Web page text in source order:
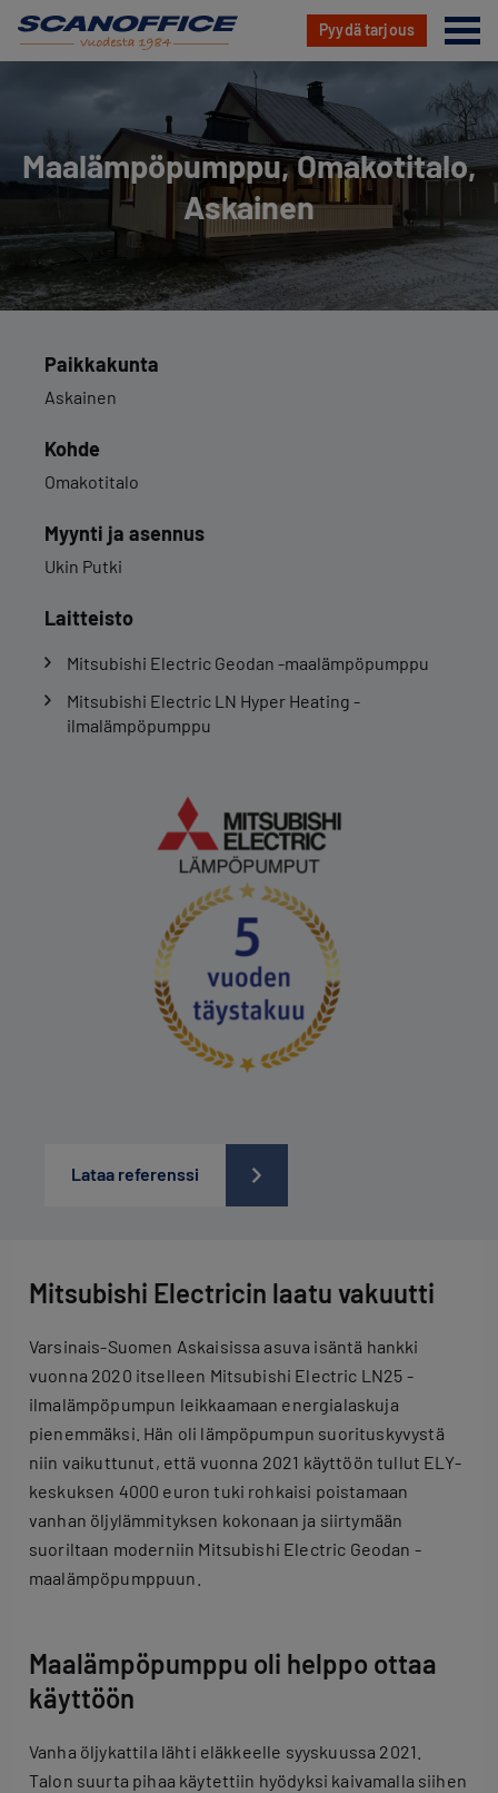
Pyydä tarjous
Maa­läm­pö­pump­pu, Omakotitalo,
Askainen
Mitsubishi Electricin laatu vakuutti
Varsinais-Suomen Askaisissa asuva isäntä hankki
vuonna 2020 itselleen Mitsubishi Electric LN25 -
ilmalämpöpumpun leikkaamaan energialaskuja
pienemmäksi. Hän oli lämpöpumpun suorituskyvystä
niin vaikuttunut, että vuonna 2021 käyttöön tullut ELY-
keskuksen 4000 euron tuki rohkaisi poistamaan
vanhan öljylämmityksen kokonaan ja siirtymään
suoriltaan moderniin Mitsubishi Electric Geodan -
maalämpöpumppuun.
Maalämpöpumppu oli helppo ottaa
käyttöön
Vanha öljykattila lähti eläkkeelle syyskuussa 2021.
Talon suurta pihaa käytettiin hyödyksi kaivamalla siihen
Paikkakunta
Askainen
Kohde
Omakotitalo
Myynti ja asennus
Ukin Putki
Laitteisto
Mitsubishi Electric Geodan -maalämpöpumppu
Mitsubishi Electric LN Hyper Heating -
ilmalämpöpumppu
Lataa referenssi